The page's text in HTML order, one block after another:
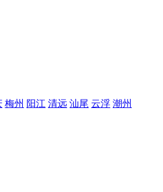
梅州 阳江 清远 汕尾 云浮 潮州